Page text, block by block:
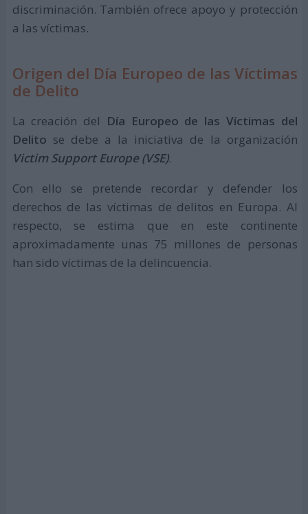
discriminación. También ofrece apoyo y protección
a las víctimas.
Origen del Día Europeo de las Víctimas
de Delito
La creación del Día Europeo de las Víctimas del
Delito se debe a la iniciativa de la organización
Victim Support Europe (VSE).
Con ello se pretende recordar y defender los
derechos de las víctimas de delitos en Europa. Al
respecto, se estima que en este continente
aproximadamente unas 75 millones de personas
han sido víctimas de la delincuencia.